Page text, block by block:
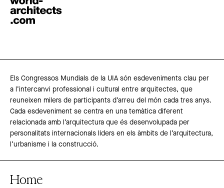
Els Congressos Mundials de la UIA són esdeveniments clau per
a l’intercanvi professional i cultural entre arquitectes, que
reuneixen milers de participants d’arreu del món cada tres anys.
Cada esdeveniment se centra en una temàtica diferent
relacionada amb l’arquitectura que és desenvolupada per
personalitats internacionals líders en els àmbits de l’arquitectura,
l’urbanisme i la construcció.
Home